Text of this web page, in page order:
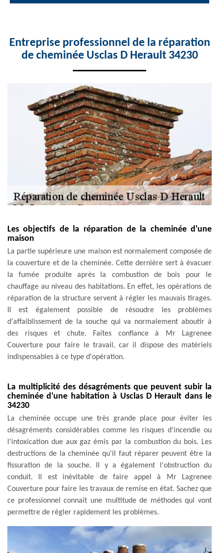
Entreprise professionnel de la réparation
de cheminée Usclas D Herault 34230
Les objectifs de la réparation de la cheminée d'une
maison
La partie supérieure une maison est normalement composée de
la couverture et de la cheminée. Cette dernière sert à évacuer
la fumée produite après la combustion de bois pour le
chauffage au niveau des habitations. En effet, les opérations de
réparation de la structure servent à régler les mauvais tirages.
Il est également possible de résoudre les problèmes
d'affaiblissement de la souche qui va normalement aboutir à
des risques et chute. Faites confiance à Mr Lagrenee
Couverture pour faire le travail, car il dispose des matériels
indispensables à ce type d'opération.
La multiplicité des désagréments que peuvent subir la
cheminée d'une habitation à Usclas D Herault dans le
34230
La cheminée occupe une très grande place pour éviter les
désagréments considérables comme les risques d'incendie ou
l'intoxication due aux gaz émis par la combustion du bois. Les
destructions de la cheminée qu'il faut réparer peuvent être la
fissuration de la souche. Il y a également l'obstruction du
conduit. Il est inévitable de faire appel à Mr Lagrenee
Couverture pour faire les travaux de remise en état. Sachez que
ce professionnel connait une multitude de méthodes qui vont
permettre de régler rapidement les problèmes.